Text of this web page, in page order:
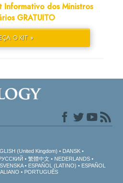
Informativo dos Ministros
GRATUITO
O KIT »
(United Kingdom)
DANSK
繁體中文
NEDERLANDS
SVENSKA ESPAÑOL (LATINO)
ESPAÑOL
PORTUGUÊS